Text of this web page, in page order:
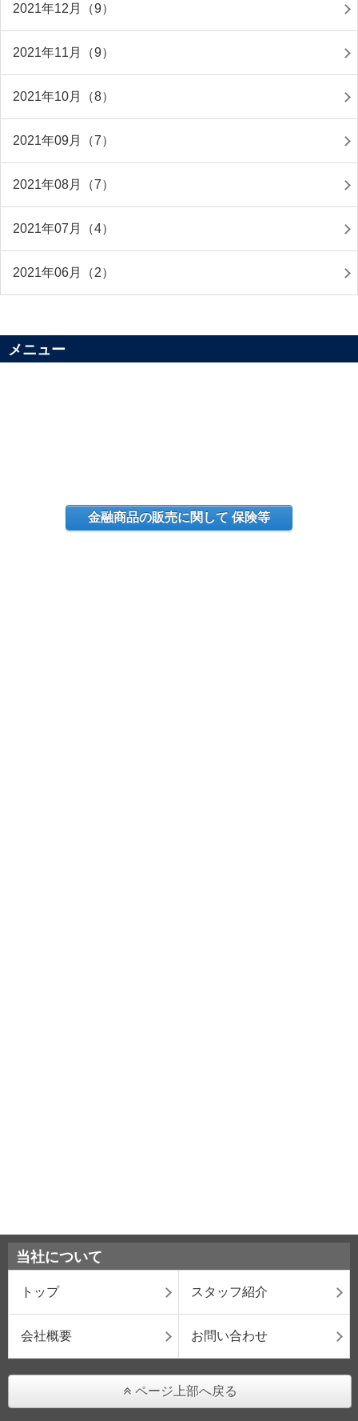
2021年12月（9）
2021年11月（9）
2021年10月（8）
2021年09月（7）
2021年08月（7）
2021年07月（4）
2021年06月（2）
メニュー
金融商品の販売に関して 保険等
当社について
トップ スタッフ紹介
会社概要 お問い合わせ
ページ上部へ戻る